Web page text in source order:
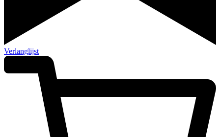
Verlanglijst